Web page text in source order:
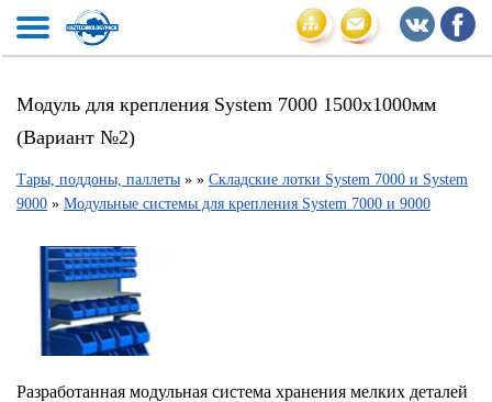
Модуль для крепления System 7000 1500х1000мм
(Вариант №2)
Тары, поддоны, паллеты » » Складские лотки System 7000 и System
9000 » Модульные системы для крепления System 7000 и 9000
Разработанная модульная система хранения мелких деталей